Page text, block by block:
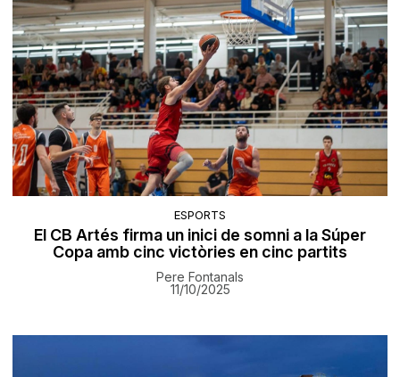
ESPORTS
El CB Artés firma un inici de somni a la Súper
Copa amb cinc victòries en cinc partits
Pere Fontanals
11/10/2025